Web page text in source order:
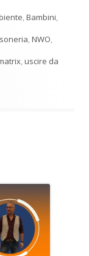
Bambini
NWO
uscire da